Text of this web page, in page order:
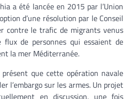
a été lancée en 2015 par l’Union
d’une résolution par le Conseil
contre le trafic de migrants venus
de personnes qui essaient de
la mer Méditerranée.
présent que cette opération navale
l’embargo sur les armes. Un projet